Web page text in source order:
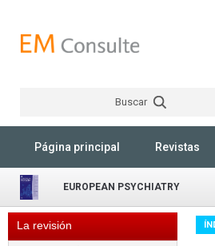
Buscar
Página principal Revistas
EUROPEAN PSYCHIATRY
La revisión